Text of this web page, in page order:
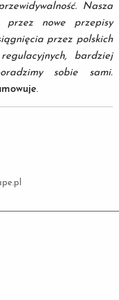
Nasza
przez nowe przepisy
przez polskich
bardziej
sobie sami.
.